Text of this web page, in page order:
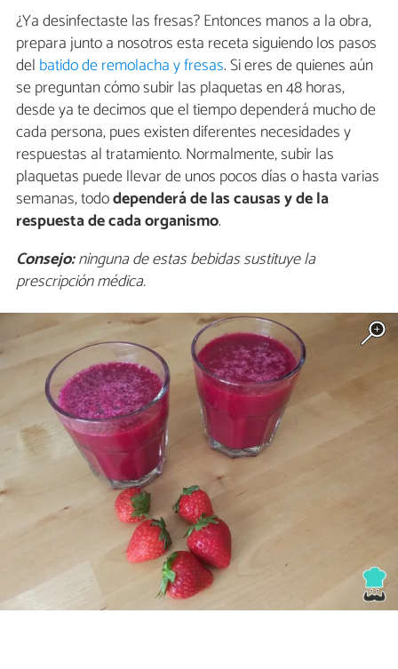
¿Ya desinfectaste las fresas? Entonces manos a la obra,
prepara junto a nosotros esta receta siguiendo los pasos
del batido de remolacha y fresas. Si eres de quienes aún
se preguntan cómo subir las plaquetas en 48 horas,
desde ya te decimos que el tiempo dependerá mucho de
cada persona, pues existen diferentes necesidades y
respuestas al tratamiento. Normalmente, subir las
plaquetas puede llevar de unos pocos días o hasta varias
semanas, tododependerá de las causas y de la
respuesta de cada organismo.
Consejo:ninguna de estas bebidas sustituye la
prescripción médica.